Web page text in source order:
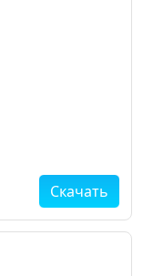
Скачать